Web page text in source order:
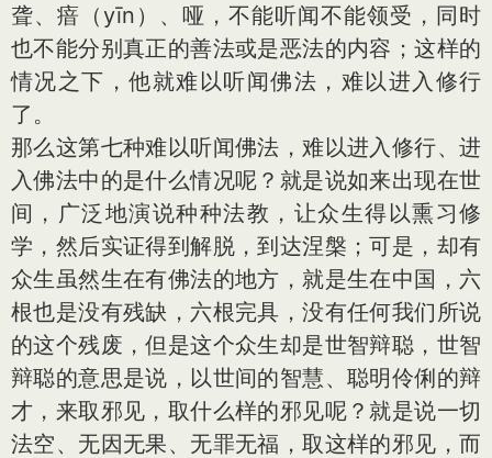
聋、瘖（yīn）、哑，不能听闻不能领受，同时
也不能分别真正的善法或是恶法的内容；这样的
情况之下，他就难以听闻佛法，难以进入修行
了。
那么这第七种难以听闻佛法，难以进入修行、进
入佛法中的是什么情况呢？就是说如来出现在世
间，广泛地演说种种法教，让众生得以熏习修
学，然后实证得到解脱，到达涅槃；可是，却有
众生虽然生在有佛法的地方，就是生在中国，六
根也是没有残缺，六根完具，没有任何我们所说
的这个残废，但是这个众生却是世智辩聪，世智
辩聪的意思是说，以世间的智慧、聪明伶俐的辩
才，来取邪见，取什么样的邪见呢？就是说一切
法空、无因无果、无罪无福，取这样的邪见，而